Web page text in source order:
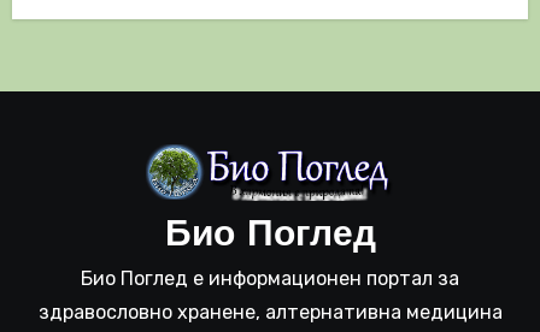
Био Поглед
Био Поглед е информационен портал за
здравословно хранене, алтернативна медицина